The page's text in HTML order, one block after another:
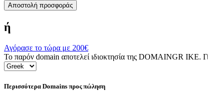
Αποστολή προσφοράς
ή
Αγόρασε το τώρα με 200€
Το παρόν domain αποτελεί ιδιοκτησία της DOMAINGR ΙΚΕ.
Περισσότερα Domains προς πώληση